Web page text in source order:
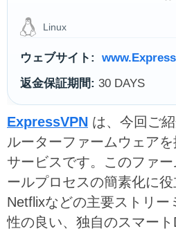
Linux
ウェブサイト:
返金保証期間: 30 DAYS
ExpressVPN は、今回ご
ルーターファームウェア
サービスです。このファ
ールプロセスの簡素化に役
Netflixなどの主要ストリー
性の良い、独自のスマート